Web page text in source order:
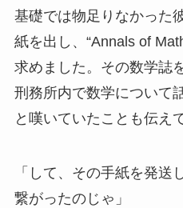
基礎では物足りなかった
紙を出し、“Annals of
求めました。その数学誌
刑務所内で数学について
と嘆いていたことも伝え
「して、その手紙を発送
繋がったのじゃ」